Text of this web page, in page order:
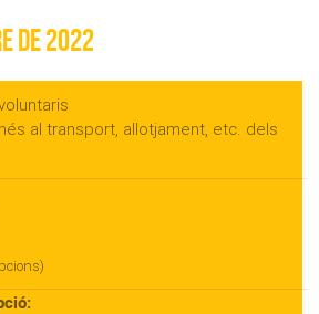
de 2022
al transport, allotjament, etc. dels